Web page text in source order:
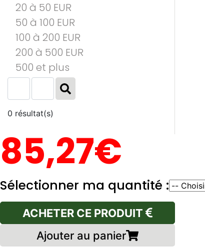
20 à 50 EUR
50 à 100 EUR
100 à 200 EUR
200 à 500 EUR
500 et plus
0 résultat(s)
85,27€
Sélectionner ma quantité :
ACHETER CE PRODUIT
Ajouter au panier